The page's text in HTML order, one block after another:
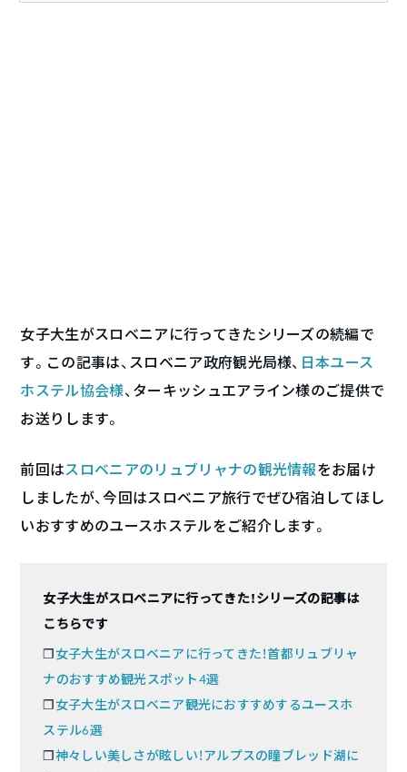
女子大生がスロベニアに行ってきたシリーズの続編で
す。この記事は、スロベニア政府観光局様、 日本ユース
ホステル協会様、ターキッシュエアライン様のご提供で
お送りします。
前回はスロベニアのリュブリャナの観光情報をお届け
しましたが、今回はスロベニア旅行でぜひ宿泊してほし
いおすすめのユースホステルをご紹介します。
女子大生がスロベニアに行ってきた！シリーズの記事は
こちらです
❐女子大生がスロベニアに行ってきた！首都リュブリャ
ナのおすすめ観光スポット4選
❐女子大生がスロベニア観光におすすめするユースホ
ステル6選
❐神々しい美しさが眩しい！アルプスの瞳ブレッド湖に